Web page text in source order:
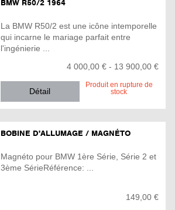
BMW R50/2 1964
La BMW R50/2 est une icône intemporelle
qui incarne le mariage parfait entre
l'ingénierie ...
4 000,00 € - 13 900,00 €
Produit en rupture de
stock
Détail
BOBINE D'ALLUMAGE / MAGNÉTO
Magnéto pour BMW 1ère Série, Série 2 et
3ème SérieRéférence: ...
149,00 €